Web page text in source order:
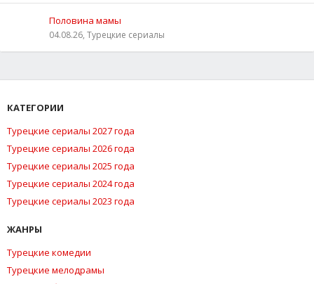
Половина мамы
04.08.26, Турецкие сериалы
КАТЕГОРИИ
Турецкие сериалы 2027 года
Турецкие сериалы 2026 года
Турецкие сериалы 2025 года
Турецкие сериалы 2024 года
Турецкие сериалы 2023 года
ЖАНРЫ
Турецкие комедии
Турецкие мелодрамы